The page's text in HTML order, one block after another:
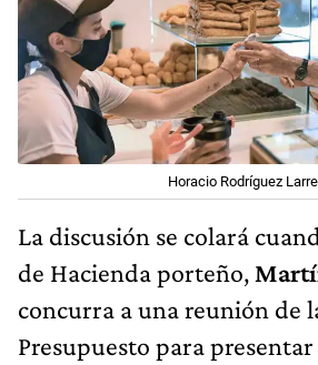
Horacio Rodríguez
La discusión se colará
de Hacienda porteño,
concurra a una reunión de
Presupuesto para